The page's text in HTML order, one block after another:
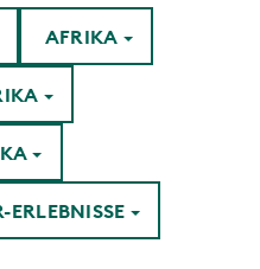
AFRIKA
ERLEBNISSE